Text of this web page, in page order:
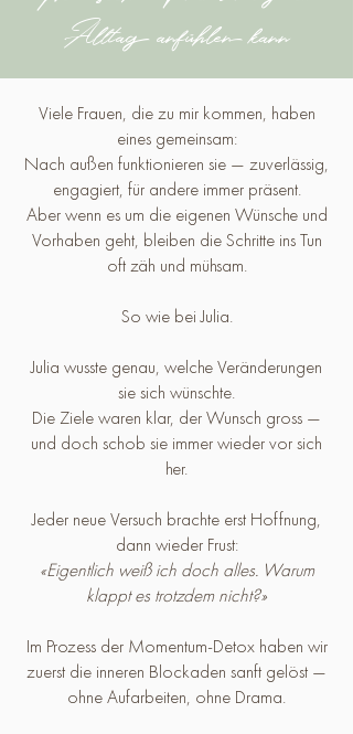
Alltag anfühlen kann
Viele Frauen, die zu mir kommen, haben
eines gemeinsam:
Nach außen funktionieren sie — zuverlässig,
engagiert, für andere immer präsent.
Aber wenn es um die eigenen Wünsche und
Vorhaben geht, bleiben die Schritte ins Tun
oft zäh und mühsam.
So wie bei Julia.
Julia wusste genau, welche Veränderungen
sie sich wünschte.
Die Ziele waren klar, der Wunsch gross —
und doch schob sie immer wieder vor sich
her.
Jeder neue Versuch brachte erst Hoffnung,
dann wieder Frust:
«Eigentlich weiß ich doch alles. Warum
klappt es trotzdem nicht?»
Im Prozess der Momentum-Detox haben wir
zuerst die inneren Blockaden sanft gelöst —
ohne Aufarbeiten, ohne Drama.